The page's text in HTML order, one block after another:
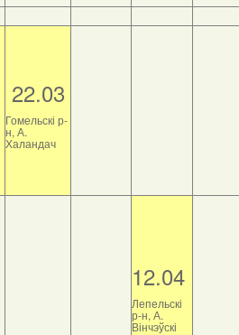
22.03
Гомельскі р-
н, А.
Халандач
12.04
Лепельскі
р-н, А.
Вінчэўскі